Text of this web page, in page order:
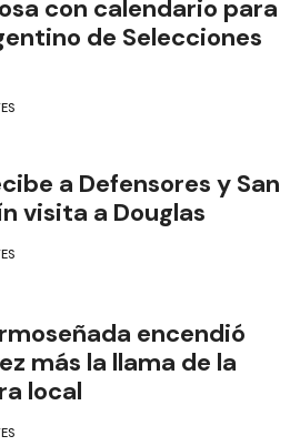
con calendario para
de Selecciones
a Defensores y San
visita a Douglas
encendió
más la llama de la
local